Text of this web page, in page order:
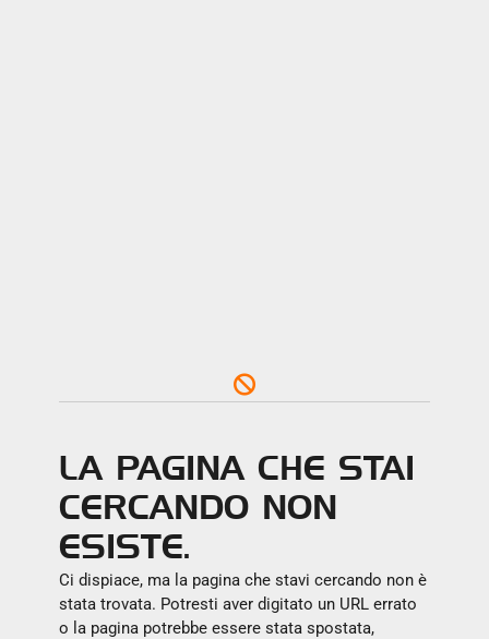
LA PAGINA CHE STAI
CERCANDO NON
ESISTE.
Ci dispiace, ma la pagina che stavi cercando non è
stata trovata. Potresti aver digitato un URL errato
o la pagina potrebbe essere stata spostata,